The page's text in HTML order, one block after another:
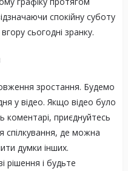
спокійну суботу
сьогодні зранку.
зростання. Будемо
у відео. Якщо відео було
коментарі, приєднуйтесь
спілкування, де можна
думки інших.
рішення і будьте